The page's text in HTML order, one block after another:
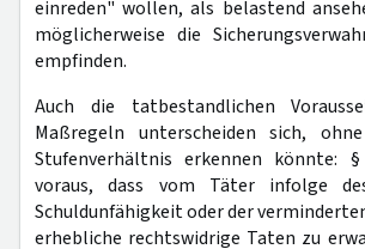
einreden" wollen, als belastend
möglicherweise die
empfinden.
Auch die tatbestandlichen
Maßregeln unterscheiden sich,
Stufenverhältnis erkennen könnte: §
voraus, dass vom Täter infolge
Schuldunfähigkeit oder der
erhebliche rechtswidrige Taten zu